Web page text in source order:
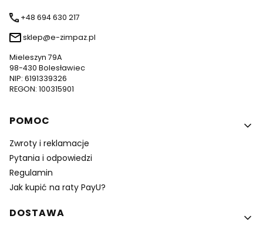
+48 694 630 217
sklep@e-zimpaz.pl
Mieleszyn 79A
98-430 Bolesławiec
NIP: 6191339326
REGON: 100315901
Linki w stopce
POMOC
Zwroty i reklamacje
Pytania i odpowiedzi
Regulamin
Jak kupić na raty PayU?
DOSTAWA